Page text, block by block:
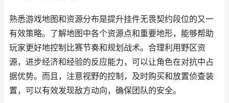
熟悉游戏地图和资源分布是提升挂件无畏契约段位的又一
有效策略。了解地图中各个资源点和重要地形，能够帮助
玩家更好地控制比赛节奏和规划战术。合理利用野区资
源，进步经济和经验的反应能力，可以让角色在对抗中占
据优势。而且，注意视野的控制，及时购买和放置侦查装
置，可以有效发现敌方动向，确保团队的安全。